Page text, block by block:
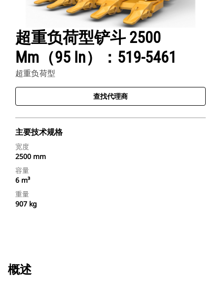
超重负荷型铲斗 2500
Mm（95 In）：519-5461
超重负荷型
查找代理商
主要技术规格
宽度
2500 mm
容量
6 m³
重量
907 kg
概述